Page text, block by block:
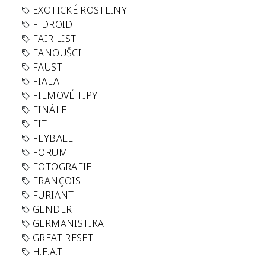
EXOTICKÉ ROSTLINY
F-DROID
FAIR LIST
FANOUŠCI
FAUST
FIALA
FILMOVÉ TIPY
FINÁLE
FIT
FLYBALL
FORUM
FOTOGRAFIE
FRANÇOIS
FURIANT
GENDER
GERMANISTIKA
GREAT RESET
H.E.A.T.